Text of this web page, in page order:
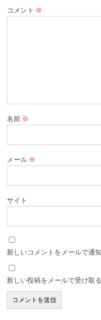
コメント ※
名前 ※
メール ※
サイト
新しいコメントをメールで通知
新しい投稿をメールで受け取る